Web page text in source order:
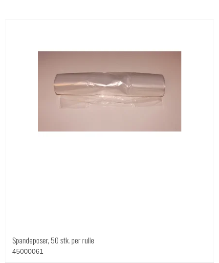
Spandeposer, 50 stk. per rulle
45000061